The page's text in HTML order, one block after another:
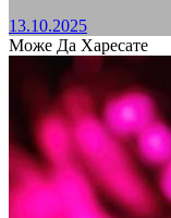
13.10.2025
Може Да Харесате